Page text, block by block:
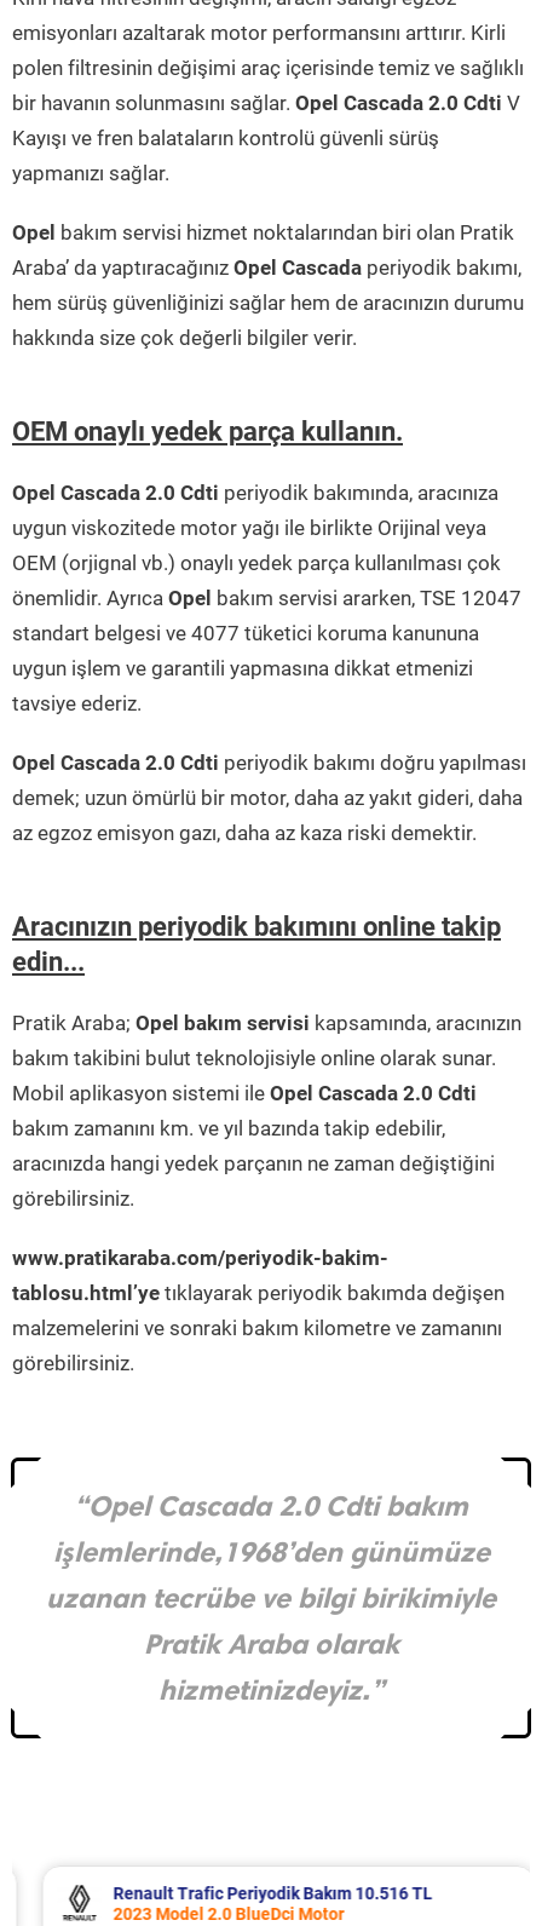
emisyonları azaltarak motor performansını arttırır. Kirli
polen filtresinin değişimi araç içerisinde temiz ve sağlıklı
bir havanın solunmasını sağlar. Opel Cascada 2.0 Cdti V
Kayışı ve fren balataların kontrolü güvenli sürüş
yapmanızı sağlar.
Opel bakım servisi hizmet noktalarından biri olan Pratik
Araba’ da yaptıracağınız Opel Cascada periyodik bakımı,
hem sürüş güvenliğinizi sağlar hem de aracınızın durumu
hakkında size çok değerli bilgiler verir.
OEM onaylı yedek parça kullanın.
Opel Cascada 2.0 Cdti periyodik bakımında, aracınıza
uygun viskozitede motor yağı ile birlikte Orijinal veya
OEM (orjignal vb.) onaylı yedek parça kullanılması çok
önemlidir. Ayrıca Opel bakım servisi ararken, TSE 12047
standart belgesi ve 4077 tüketici koruma kanununa
uygun işlem ve garantili yapmasına dikkat etmenizi
tavsiye ederiz.
Opel Cascada 2.0 Cdti periyodik bakımı doğru yapılması
demek; uzun ömürlü bir motor, daha az yakıt gideri, daha
az egzoz emisyon gazı, daha az kaza riski demektir.
Aracınızın periyodik bakımını online takip
edin...
Pratik Araba; Opel bakım servisi kapsamında, aracınızın
bakım takibini bulut teknolojisiyle online olarak sunar.
Mobil aplikasyon sistemi ile Opel Cascada 2.0 Cdti
bakım zamanını km. ve yıl bazında takip edebilir,
aracınızda hangi yedek parçanın ne zaman değiştiğini
görebilirsiniz.
www.pratikaraba.com/periyodik-bakim-
tablosu.html’ye tıklayarak periyodik bakımda değişen
malzemelerini ve sonraki bakım kilometre ve zamanını
görebilirsiniz.
“Opel Cascada 2.0 Cdti bakım
işlemlerinde,1968’den günümüze
uzanan tecrübe ve bilgi birikimiyle
Pratik Araba olarak
hizmetinizdeyiz.”
Renault Trafic Periyodik Bakım 10.516 TL
2023 Model 2.0 BlueDci Motor